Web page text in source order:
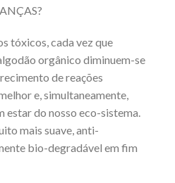
tóxicos, cada vez que
orgânico diminuem-se
de reações
e, simultaneamente,
estar do nosso eco-sistema.
mais suave, anti-
bio-degradável em fim